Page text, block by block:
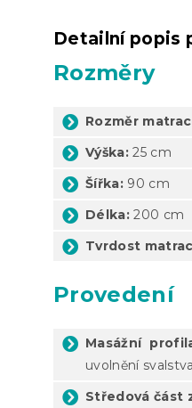
Detailní popis
Rozměry
Rozměr
Výška: 25 cm
Šířka: 90 cm
Délka:200 cm
Tvrdost
Provedení
Masážní
uvolnění svalstva
Středová část